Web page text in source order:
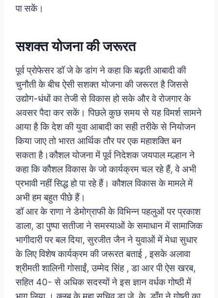
पा सकें।
सशक्त योजना की जरूरत
पूर्व प्रोफेसर डॉ जे के डांग ने कहा कि बढ़ती आबादी की
चुनौती के बीच ऐसी सशक्त योजना की जरूरत है जिससे
उद्योग-धंधों का तेजी से विकास हो सके और वे रोजगार के
अवसर पैदा कर सकें। पिछले कुछ समय से यह विमर्श सामने
आया है कि देश की युवा आबादी का सही तरीके से नियोजन
किया जाए तो भारत आर्थिक तौर पर एक महाशक्ति बन
सकता है।कौशल योजना में पूर्व निदेशक जयपाल मल्हान ने
कहा कि कौशल विकास के जो कार्यक्रम चल रहे हैं, वे अभी
प्रभावी नहीं सिद्ध हो पा रहे हैं। कौशल विकास के मामले में
अभी हम बहुत पीछे हैं।
डॉ आर के राणा ने डेमोग्राफी के विभिन्न पहलुओं पर प्रकाश
डाला, डा पुष्पा सतीजा ने समस्याओं के समाधान में सामाजिक
भागीदारी पर बल दिया, सुरजीत जैन ने युवाओं में मेधा सुधार
के लिए विशेष कार्यक्रम की जरूरत बताई , इसके अलावा
श्रीमती शालिनी गोसाईं, उम्मेद सिंह , डा आर पी ऐस खरब,
सहित 40- से अधिक सदस्यों ने इस ज्ञान वर्धक गोष्ठी में